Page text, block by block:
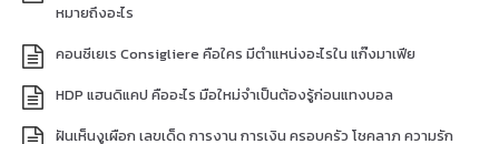
หมายถึงอะไร
คอนซีเยเร Consigliere คือใคร มีตำแหน่งอะไรใน แก๊งมาเฟีย
HDP แฮนดิแคป คืออะไร มือใหม่จำเป็นต้องรู้ก่อนแทงบอล
ฝันเห็นงูเผือก เลขเด็ด การงาน การเงิน ครอบครัว โชคลาภ ความรัก